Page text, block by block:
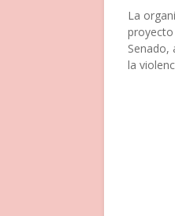
La
Senado,
la